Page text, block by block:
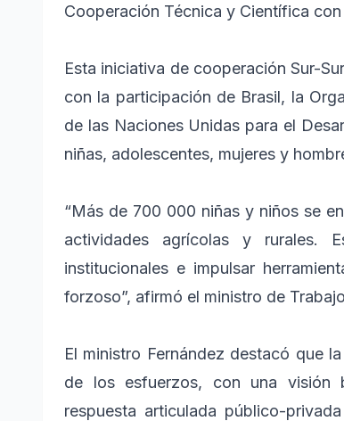
Cooperación Técnica y Científica con
Esta iniciativa de cooperación Sur-
con la participación de Brasil, la
de las Naciones Unidas para el
niñas, adolescentes, mujeres y
“Más de 700 000 niñas y niños se
actividades agrícolas y rurales.
institucionales e impulsar
forzoso”, afirmó el ministro de
El ministro Fernández destacó que
de los esfuerzos, con una visión
respuesta articulada público-